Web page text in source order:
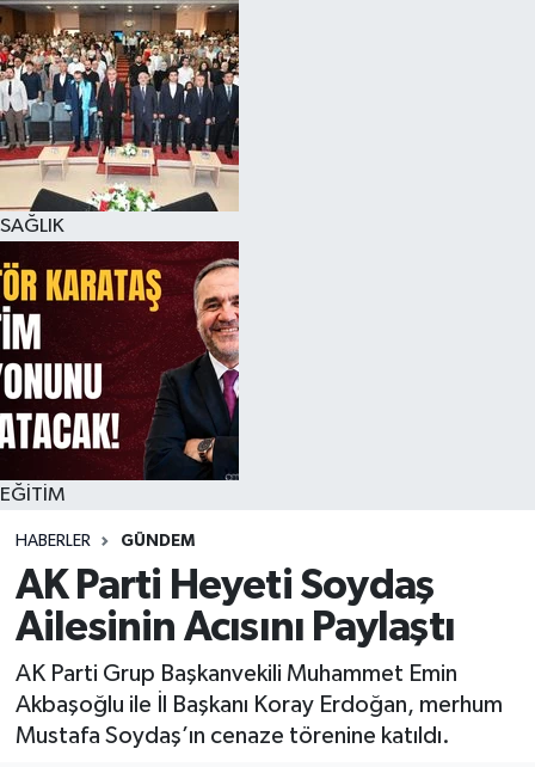
SAĞLIK
EĞİTİM
HABERLER GÜNDEM
AK Parti Heyeti Soydaş
Ailesinin Acısını Paylaştı
AK Parti Grup Başkanvekili Muhammet Emin
Akbaşoğlu ile İl Başkanı Koray Erdoğan, merhum
Mustafa Soydaş’ın cenaze törenine katıldı.